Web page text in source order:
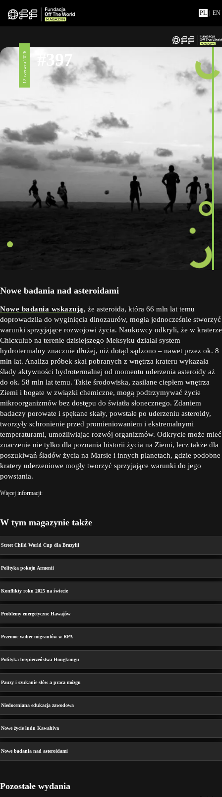
PL EN
12 czerwca 2026 #397
Nowe badania nad asteroidami
Nowe badania wskazują, że asteroida, która 66 mln lat temu
doprowadziła do wyginięcia dinozaurów, mogła jednocześnie stworzyć
warunki sprzyjające rozwojowi życia. Naukowcy odkryli, że w kraterze
Chicxulub na terenie dzisiejszego Meksyku działał system
hydrotermalny znacznie dłużej, niż dotąd sądzono – nawet przez ok. 8
mln lat. Analiza próbek skał pobranych z wnętrza krateru wykazała
ślady aktywności hydrotermalnej od momentu uderzenia asteroidy aż
do ok. 58 mln lat temu. Takie środowiska, zasilane ciepłem wnętrza
Ziemi i bogate w związki chemiczne, mogą podtrzymywać życie
mikroorganizmów bez dostępu do światła słonecznego. Zdaniem
badaczy porowate i spękane skały, powstałe po uderzeniu asteroidy,
tworzyły schronienie przed promieniowaniem i ekstremalnymi
temperaturami, umożliwiając rozwój organizmów. Odkrycie może mieć
znaczenie nie tylko dla poznania historii życia na Ziemi, lecz także dla
poszukiwań śladów życia na Marsie i innych planetach, gdzie podobne
kratery uderzeniowe mogły tworzyć sprzyjające warunki do jego
powstania.
Więcej informacji:
W tym magazynie także
Street Child World Cup dla Brazylii
Polityka pokoju Armenii
Konflikty roku 2025 na świecie
Problemy energetyczne Hawajów
Przemoc wobec migrantów w RPA
Polityka bezpieczeństwa Hongkongu
Pauzy i szukanie słów a praca mózgu
Niedoceniana edukacja zawodowa
Nowe życie ludu Kawahiva
Nowe badania nad asteroidami
Pozostałe wydania